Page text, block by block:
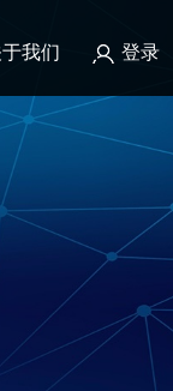
我们 登录